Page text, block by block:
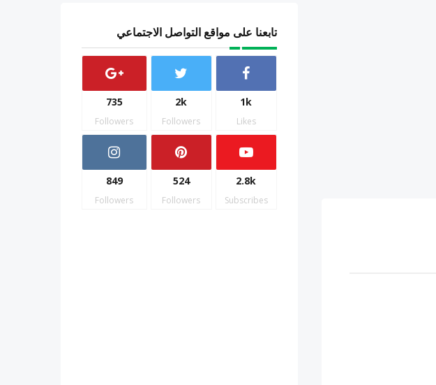
تابعنا على مواقع التواصل الاجتماعي
1k
Likes
2k
Followers
735
Followers
2.8k
Subscribes
524
Followers
849
Followers